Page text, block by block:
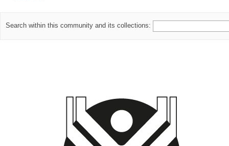
Search within this community and its collections: